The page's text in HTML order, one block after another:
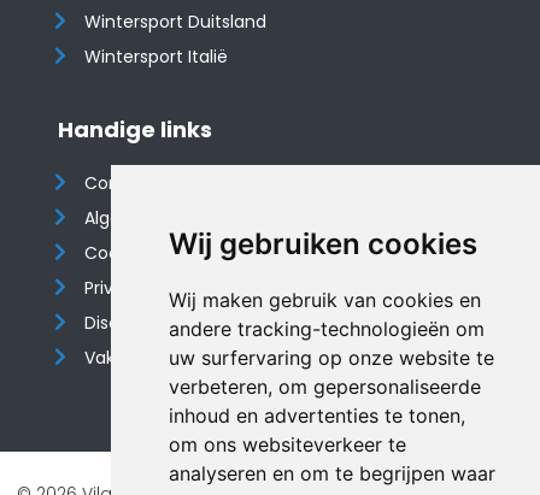
Wij gebruiken cookies
Wij maken gebruik van cookies en
andere tracking-technologieën om
uw surfervaring op onze website te
verbeteren, om gepersonaliseerde
inhoud en advertenties te tonen,
om ons websiteverkeer te
analyseren en om te begrijpen waar
Wintersport Duitsland
Wintersport Italië
Handige links
Contact
Algemene voorwaarden
Cookieverklaring
Privacyverklaring
Disclaimer
Vakantiehuis website